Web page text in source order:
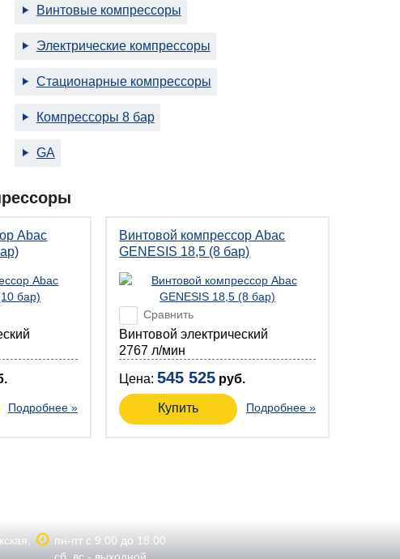
Винтовые компрессоры
Электрические компрессоры
Стационарные компрессоры
Компрессоры 8 бар
GA
Abac
Подробнее »
Винтовой компрессор Abac
GENESIS 18,5 (8 бар)
Сравнить
Винтовой электрический
2767 л/мин
Цена:545 525 руб.
Купить Подробнее »
пн-пт с 9.00 до 18.00